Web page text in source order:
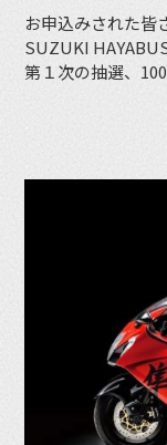
お申込みされた皆
SUZUKI
第１次の抽選、